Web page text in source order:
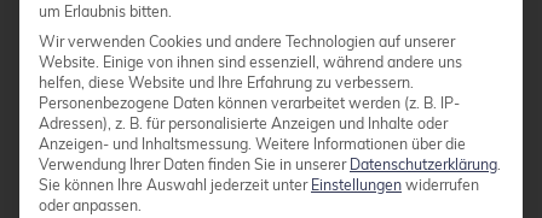
die auf den Standbys zu dem Deadlock
führen.
Das Anwenden des Patches „Fix self-
deadlock when replaying WAL generated
by older minor version“ (Version 16
um Erlaubnis bitten.
Wir verwenden Cookies und andere Technologien auf unserer
Website. Einige von ihnen sind essenziell, während andere uns
helfen, diese Website und Ihre Erfahrung zu verbessern.
Personenbezogene Daten können verarbeitet werden (z. B. IP-
Adressen), z. B. für personalisierte Anzeigen und Inhalte oder
Anzeigen- und Inhaltsmessung. Weitere Informationen über die
Verwendung Ihrer Daten finden Sie in unserer Datenschutzerklärung
Sie können Ihre Auswahl jederzeit unter Einstellungen widerrufen
oder anpassen.